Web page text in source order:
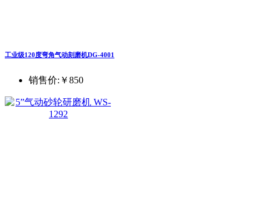
工业级120度弯角气动刻磨机DG-4001
销售价: ￥850